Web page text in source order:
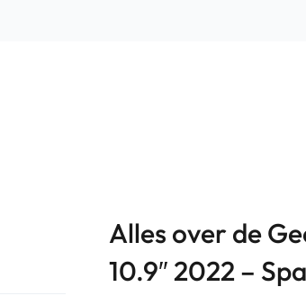
Alles over de
10.9″ 2022 –